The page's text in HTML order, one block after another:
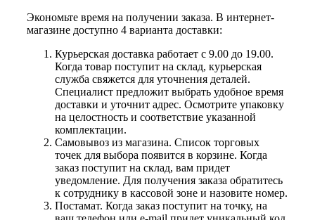
Экономьте время на получении заказа. В интернет-
магазине доступно 4 варианта доставки:
Курьерская доставка работает с 9.00 до 19.00.
Когда товар поступит на склад, курьерская
служба свяжется для уточнения деталей.
Специалист предложит выбрать удобное время
доставки и уточнит адрес. Осмотрите упаковку
на целостность и соответствие указанной
комплектации.
Самовывоз из магазина. Список торговых
точек для выбора появится в корзине. Когда
заказ поступит на склад, вам придет
уведомление. Для получения заказа обратитесь
к сотруднику в кассовой зоне и назовите номер.
Постамат. Когда заказ поступит на точку, на